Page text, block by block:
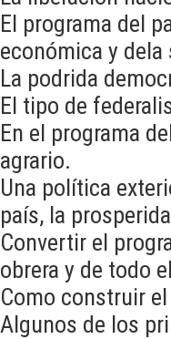
El programa del
económica y
La podrida
El tipo de
En el programa
agrario.
Una política
país, la
Convertir el
obrera y de todo
Como construir
Algunos de los